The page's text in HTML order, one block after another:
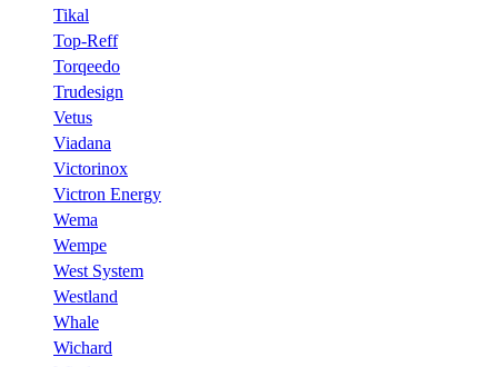
Tikal
Top-Reff
Torqeedo
Trudesign
Vetus
Viadana
Victorinox
Victron Energy
Wema
Wempe
West System
Westland
Whale
Wichard